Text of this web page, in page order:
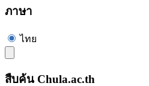
ภาษา
ไทย
สืบค้น Chula.ac.th